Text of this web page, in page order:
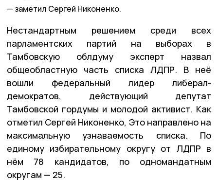
заметил Сергей Никоненко.
Нестандартным решением среди всех
парламентских партий на выборах в
Тамбовскую облдуму эксперт назвал
общеобластную часть списка ЛДПР. В неё
вошли федеральный лидер либерал-
демократов, действующий депутат
Тамбовской гордумы и молодой активист. Как
отметил Сергей Никоненко, Это направлено на
максимальную узнаваемость списка. По
единому избирательному округу от ЛДПР в
нём 78 кандидатов, по одномандатным
округам — 25.